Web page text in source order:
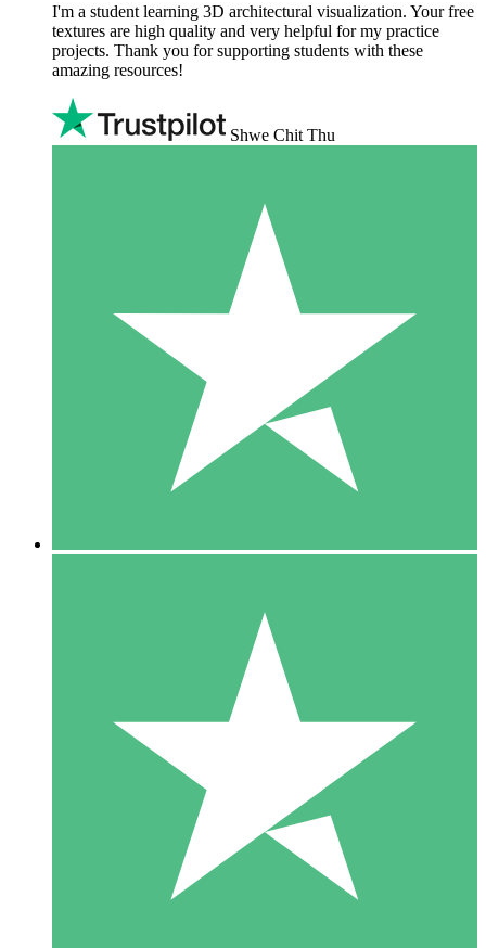
I'm a student learning 3D architectural visualization. Your free
textures are high quality and very helpful for my practice
projects. Thank you for supporting students with these
amazing resources!
Shwe Chit Thu